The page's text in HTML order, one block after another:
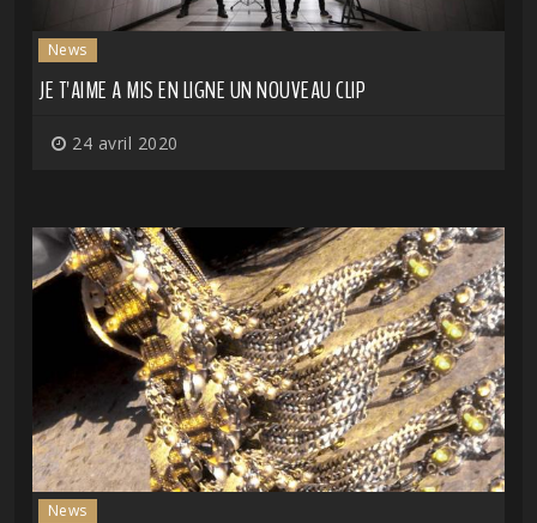
News
JE T'AIME A MIS EN LIGNE UN NOUVEAU CLIP
24 avril 2020
News